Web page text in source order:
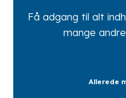
Få adgang til alt
mange
Allerede